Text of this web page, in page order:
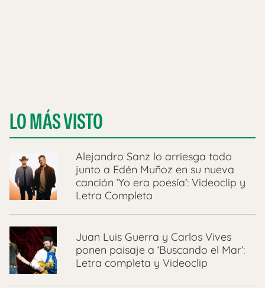
LO MÁS VISTO
Alejandro Sanz lo arriesga todo
junto a Edén Muñoz en su nueva
canción ‘Yo era poesía’: Videoclip y
Letra Completa
Juan Luis Guerra y Carlos Vives
ponen paisaje a ‘Buscando el Mar’:
Letra completa y Videoclip